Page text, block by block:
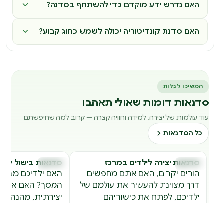
האם נדרש ידע מוקדם כדי להשתתף בסדנה?
האם סדנת קונדיטוריה יכולה לשמש כחוג קבוע?
המשיכו לגלות
סדנאות דומות שאולי תאהבו
עוד עולמות של יצירה, למידה וחוויה קצרה — קרוב למה שחיפשתם
כל הסדנאות
ס
סדנאות
סדנאות יצירה לילדים במרכז
הורים יקרים, האם אתם מחפשים
דרך מצוינת להעשיר את עולמם של
ילדיכם, לפתח את כישוריהם
ס
סדנאות
סדנאות בישול
האם ילדיכם
המסך? האם
יצירתית, מהנה